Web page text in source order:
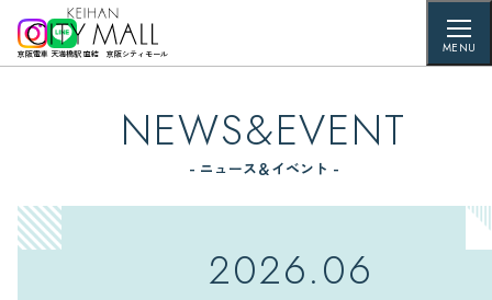
京阪電車 天満橋駅 直結 京阪シティモール MENU
NEWS&EVENT
- ニュース＆イベント -
2026.06